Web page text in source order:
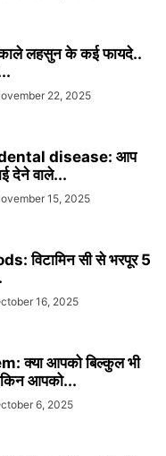
लहसुन के कई फायदे..
22, 2025
disease: आप
देने वाले...
15, 2025
विटामिन सी से भरपूर 5
16, 2025
क्या आपको बिल्कुल भी
आपको...
6, 2025